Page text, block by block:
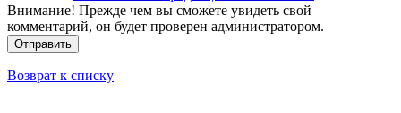
Внимание! Прежде чем вы сможете увидеть свой
комментарий, он будет проверен администратором.
Отправить
Возврат к списку